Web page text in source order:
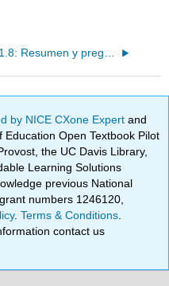
by NICE CXone Expertand
Open Textbook Pilot
the UC Davis Library,
Learning Solutions
previous National
numbers 1246120,
.Terms & Conditions
contact us